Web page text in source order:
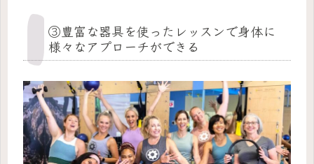
③豊富な器具を使ったレッスンで身体に
様々なアプローチができる